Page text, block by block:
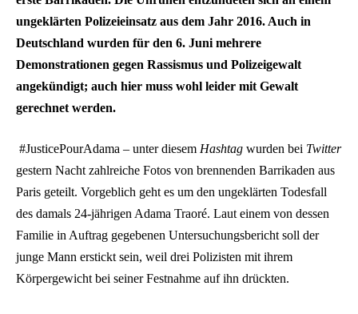
ungeklärten Polizeieinsatz aus dem Jahr 2016. Auch in
Deutschland wurden für den 6. Juni mehrere
Demonstrationen gegen Rassismus und Polizeigewalt
angekündigt; auch hier muss wohl leider mit Gewalt
gerechnet werden.
#JusticePourAdama – unter diesem Hashtag wurden bei Twitter
gestern Nacht zahlreiche Fotos von brennenden Barrikaden aus
Paris geteilt. Vorgeblich geht es um den ungeklärten Todesfall
des damals 24-jährigen Adama Traoré. Laut einem von dessen
Familie in Auftrag gegebenen Untersuchungsbericht soll der
junge Mann erstickt sein, weil drei Polizisten mit ihrem
Körpergewicht bei seiner Festnahme auf ihn drückten.